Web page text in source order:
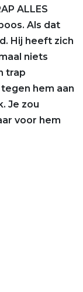
ALLES
Als dat
Hij heeft zich
niets
trap
hem aan
Je zou
voor hem